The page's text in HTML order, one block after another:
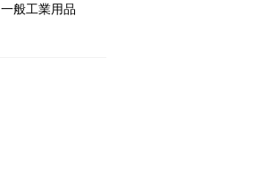
一般工業用品